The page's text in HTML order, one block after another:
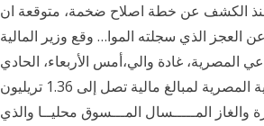
كانون الأول/ ديسمبر منذ الكشف عن خطة اصلاح ضخمة، متوقعة ان
في تراجع كبير عن العجز الذي سجلته الموا… وقع وزير المالية
المصرية، غادة والي،أمس الأربعاء، الحادي
عشر من سبتمبر / أيلول، اتفاقا ينظم عملية سداد وزارة المالية المصرية لمبالغ مالية تصل إلى 1.36 تريليون
والغاز المـــــسال المـــسوق محليــا والذي